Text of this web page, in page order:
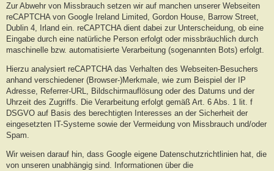
Zur Abwehr von Missbrauch setzen wir auf manchen unserer Webseiten
reCAPTCHA von Google Ireland Limited, Gordon House, Barrow Street,
Dublin 4, Irland ein. reCAPTCHA dient dabei zur Unterscheidung, ob eine
Eingabe durch eine natürliche Person erfolgt oder missbräuchlich durch
maschinelle bzw. automatisierte Verarbeitung (sogenannten Bots) erfolgt.
Hierzu analysiert reCAPTCHA das Verhalten des Webseiten-Besuchers
anhand verschiedener (Browser-)Merkmale, wie zum Beispiel der IP
Adresse, Referrer-URL, Bildschirmauflösung oder des Datums und der
Uhrzeit des Zugriffs. Die Verarbeitung erfolgt gemäß Art. 6 Abs. 1 lit. f
DSGVO auf Basis des berechtigten Interesses an der Sicherheit der
eingesetzten IT-Systeme sowie der Vermeidung von Missbrauch und/oder
Spam.
Wir weisen darauf hin, dass Google eigene Datenschutzrichtlinien hat, die
von unseren unabhängig sind. Informationen über die